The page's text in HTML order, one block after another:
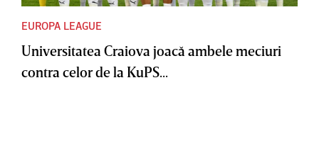
EUROPA LEAGUE
Universitatea Craiova joacă ambele meciuri
contra celor de la KuPS...